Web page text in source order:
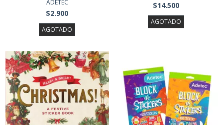
ADETEC
$2.900
AGOTADO
$14.500
AGOTADO